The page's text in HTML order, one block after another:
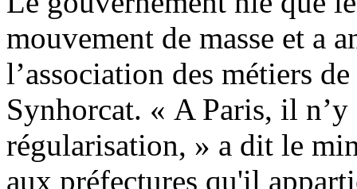
mouvement de masse et a
l’association des métiers
Synhorcat. « A Paris, il n’y
régularisation, » a dit le
aux préfectures qu'il